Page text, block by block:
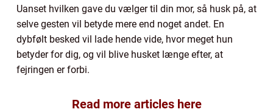
Uanset hvilken gave du vælger til din mor, så husk på, at
selve gesten vil betyde mere end noget andet. En
dybfølt besked vil lade hende vide, hvor meget hun
betyder for dig, og vil blive husket længe efter, at
fejringen er forbi.
Read more articles here